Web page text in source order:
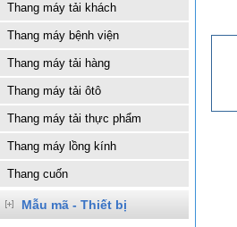
Thang máy tải khách
Thang máy bệnh viện
Thang máy tải hàng
Thang máy tải ôtô
Thang máy tải thực phẩm
Thang máy lồng kính
Thang cuốn
Mẫu mã - Thiết bị